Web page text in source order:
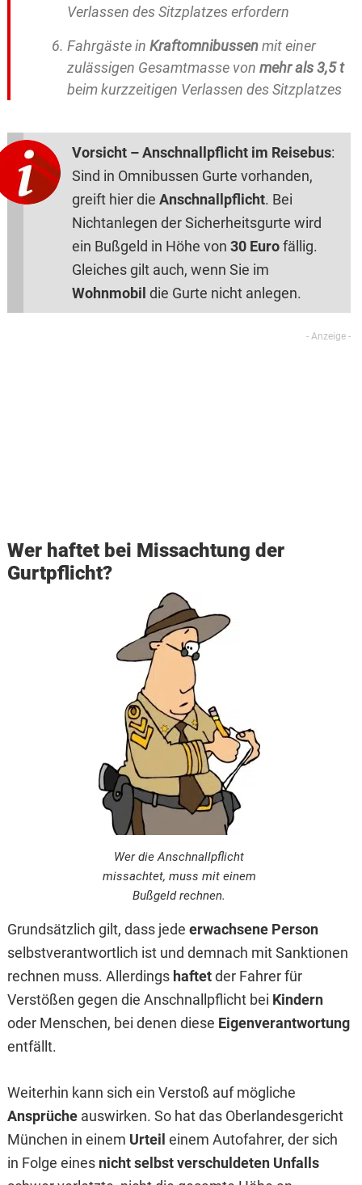
Verlassen des Sitzplatzes erfordern
Fahrgäste in Kraftomnibussenmit einer
zulässigen Gesamtmasse von mehr als 3,5 t
beim kurzzeitigen Verlassen des Sitzplatzes
Vorsicht – Anschnallpflicht im Reisebus:
Sind in Omnibussen Gurte vorhanden,
greift hier die Anschnallpflicht. Bei
Nichtanlegen der Sicherheitsgurte wird
ein Bußgeld in Höhe von 30 Eurofällig.
Gleiches gilt auch, wenn Sie im
Wohnmobil die Gurte nicht anlegen.
Wer haftet bei Missachtung der
Gurtpflicht?
Wer die Anschnallpflicht
missachtet, muss mit einem
Bußgeld rechnen.
Grundsätzlich gilt, dass jede erwachsene Person
selbstverantwortlich ist und demnach mit Sanktionen
rechnen muss. Allerdings haftetder Fahrer für
Verstößen gegen die Anschnallpflicht bei Kindern
oder Menschen, bei denen diese Eigenverantwortung
entfällt.
Weiterhin kann sich ein Verstoß auf mögliche
Ansprücheauswirken. So hat das Oberlandesgericht
München in einem Urteil einem Autofahrer, der sich
in Folge eines nicht selbst verschuldeten Unfalls